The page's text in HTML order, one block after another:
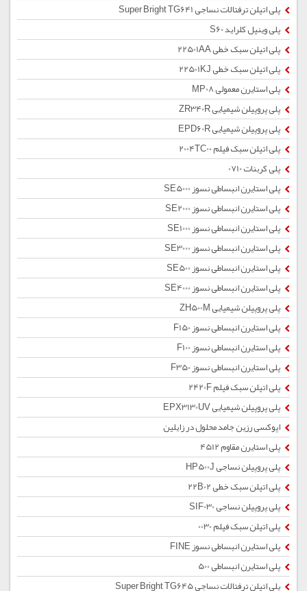
پلی اتیلن ترفتالات نساجی Super Bright TG641
پلی وینیل کلراید S60
پلی اتیلن سبک خطی 22501AA
پلی اتیلن سبک خطی 22501KJ
پلی استایرن معمولی MP08
پلی پروپیلن شیمیایی ZR340R
پلی پروپیلن شیمیایی EPD60R
پلی اتیلن سبک فیلم 2004TC00
پلی کربنات 0710
پلی استایرن انبساطی نسوز SE5000
پلی استایرن انبساطی نسوز SE2000
پلی استایرن انبساطی نسوز SE1000
پلی استایرن انبساطی نسوز SE3000
پلی استایرن انبساطی نسوز SE500
پلی استایرن انبساطی نسوز SE4000
پلی پروپیلن شیمیایی ZH500M
پلی استایرن انبساطی نسوز F150
پلی استایرن انبساطی نسوز F100
پلی استایرن انبساطی نسوز F350
پلی اتیلن سبک فیلم 2420F
پلی پروپیلن شیمیایی EPX3130UV
اپوکسی رزین جامد محلول در زایلین
پلی استایرن مقاوم 4512
پلی پروپیلن نساجی HP500J
پلی اتیلن سبک خطی 22B02
پلی پروپیلن نساجی SIF030
پلی اتیلن سبک فیلم 0030
پلی استایرن انبساطی نسوز FINE
پلی استایرن انبساطی 500
پلی اتیلن ترفتالات نساجی Super Bright TG645